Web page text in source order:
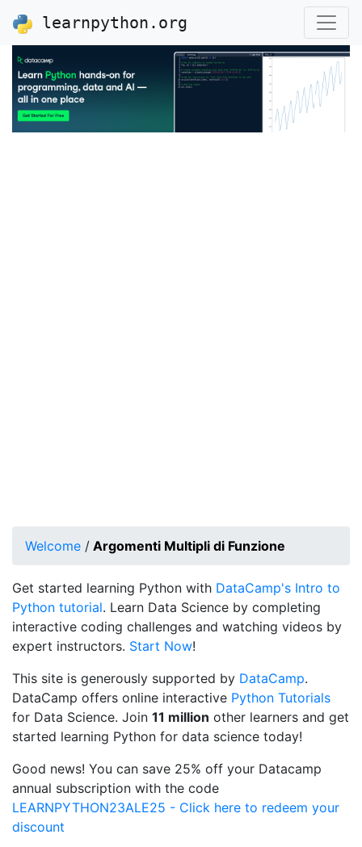
learnpython.org
Welcome / Argomenti Multipli di Funzione
Get started learning Python with DataCamp's Intro to
Python tutorial. Learn Data Science by completing
interactive coding challenges and watching videos by
expert instructors. Start Now!
This site is generously supported by DataCamp.
DataCamp offers online interactive Python Tutorials
for Data Science. Join 11 million other learners and get
started learning Python for data science today!
Good news! You can save 25% off your Datacamp
annual subscription with the code
LEARNPYTHON23ALE25 - Click here to redeem your
discount